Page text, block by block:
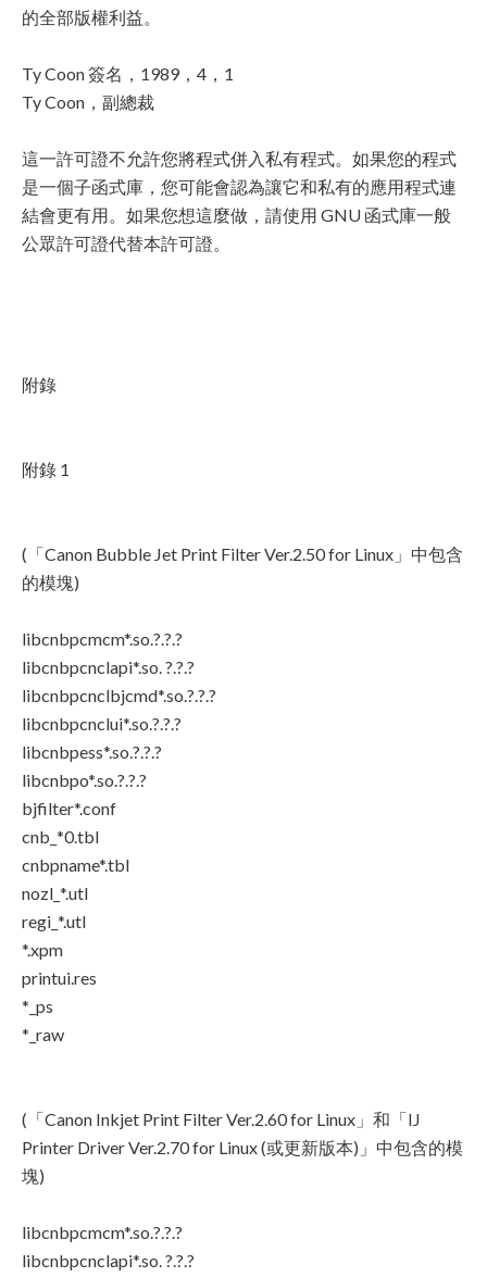
的全部版權利益。
Ty Coon 簽名，1989，4，1
Ty Coon，副總裁
這一許可證不允許您將程式併入私有程式。如果您的程式
是一個子函式庫，您可能會認為讓它和私有的應用程式連
結會更有用。如果您想這麼做，請使用 GNU 函式庫一般
公眾許可證代替本許可證。
附錄
附錄 1
(「Canon Bubble Jet Print Filter Ver.2.50 for Linux」中包含
的模塊)
libcnbpcmcm*.so.?.?.?
libcnbpcnclapi*.so. ?.?.?
libcnbpcnclbjcmd*.so.?.?.?
libcnbpcnclui*.so.?.?.?
libcnbpess*.so.?.?.?
libcnbpo*.so.?.?.?
bjfilter*.conf
cnb_*0.tbl
cnbpname*.tbl
nozl_*.utl
regi_*.utl
*.xpm
printui.res
*_ps
*_raw
(「Canon Inkjet Print Filter Ver.2.60 for Linux」和「IJ
Printer Driver Ver.2.70 for Linux (或更新版本)」中包含的模
塊)
libcnbpcmcm*.so.?.?.?
libcnbpcnclapi*.so. ?.?.?